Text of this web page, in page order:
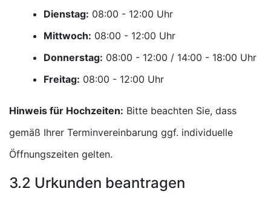
Dienstag:
Uhr
Mittwoch:
Uhr
Donnerstag:
Uhr
Freitag:
Uhr
Hinweis für Hochzeiten: Bitte beachten Sie, dass
gemäß Ihrer Terminvereinbarung ggf. individuelle
Öffnungszeiten gelten.
3.2 Urkunden beantragen